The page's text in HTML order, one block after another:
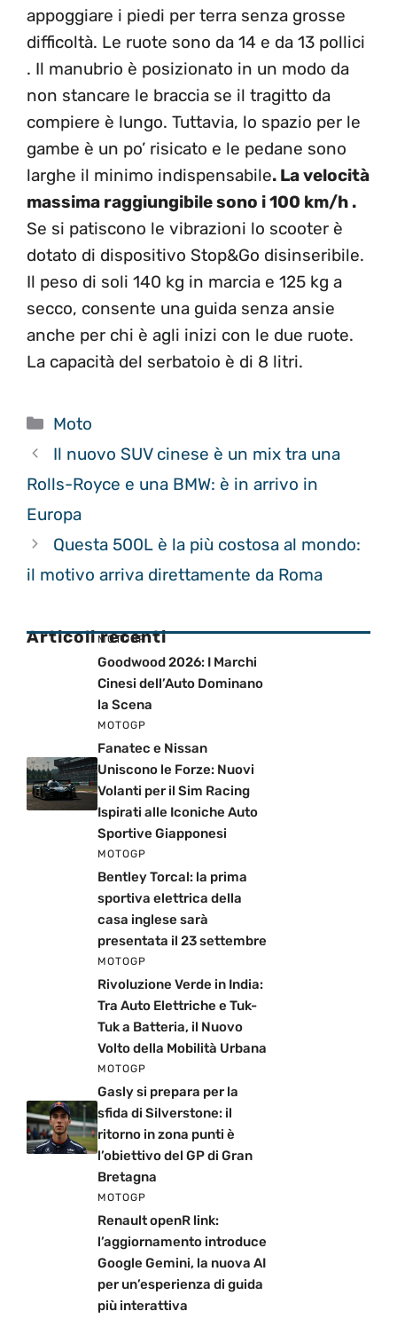
appoggiare i piedi per terra senza grosse
difficoltà. Le ruote sono da 14 e da 13 pollici
. Il manubrio è posizionato in un modo da
non stancare le braccia se il tragitto da
compiere è lungo. Tuttavia, lo spazio per le
gambe è un po’ risicato e le pedane sono
larghe il minimo indispensabile. La velocità
massima raggiungibile sono i 100 km/h .
Se si patiscono le vibrazioni lo scooter è
dotato di dispositivo Stop&Go disinseribile.
Il peso di soli 140 kg in marcia e 125 kg a
secco, consente una guida senza ansie
anche per chi è agli inizi con le due ruote.
La capacità del serbatoio è di 8 litri.
Categorie
Moto
Il nuovo SUV cinese è un mix tra una
Rolls-Royce e una BMW: è in arrivo in
Europa
Questa 500L è la più costosa al mondo:
il motivo arriva direttamente da Roma
Articoli recenti
MOTOGP
Goodwood 2026: I Marchi
Cinesi dell’Auto Dominano
la Scena
MOTOGP
Fanatec e Nissan
Uniscono le Forze: Nuovi
Volanti per il Sim Racing
Ispirati alle Iconiche Auto
Sportive Giapponesi
MOTOGP
Bentley Torcal: la prima
sportiva elettrica della
casa inglese sarà
presentata il 23 settembre
MOTOGP
Rivoluzione Verde in India:
Tra Auto Elettriche e Tuk-
Tuk a Batteria, il Nuovo
Volto della Mobilità Urbana
MOTOGP
Gasly si prepara per la
sfida di Silverstone: il
ritorno in zona punti è
l’obiettivo del GP di Gran
Bretagna
MOTOGP
Renault openR link:
l’aggiornamento introduce
Google Gemini, la nuova AI
per un’esperienza di guida
più interattiva